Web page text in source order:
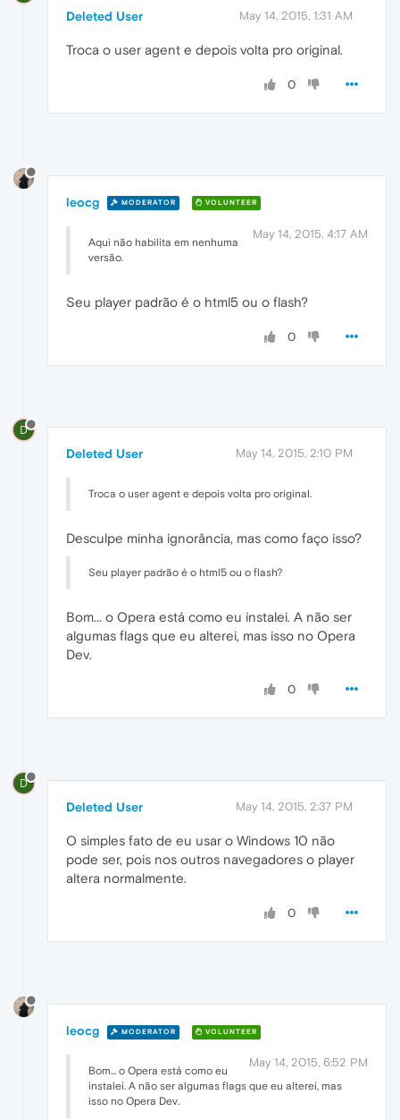
Deleted User May 14, 2015, 1:31 AM
Troca o user agent e depois volta pro original.
0
leocg MODERATOR VOLUNTEER
May 14, 2015, 4:17 AM
Aqui não habilita em nenhuma
versão.
Seu player padrão é o html5 ou o flash?
0
D
Deleted User May 14, 2015, 2:10 PM
Troca o user agent e depois volta pro original.
Desculpe minha ignorância, mas como faço isso?
Seu player padrão é o html5 ou o flash?
Bom... o Opera está como eu instalei. A não ser
algumas flags que eu alterei, mas isso no Opera
Dev.
0
D
Deleted User May 14, 2015, 2:37 PM
O simples fato de eu usar o Windows 10 não
pode ser, pois nos outros navegadores o player
altera normalmente.
0
leocg MODERATOR VOLUNTEER
May 14, 2015, 6:52 PM
Bom... o Opera está como eu
instalei. A não ser algumas flags que eu alterei, mas
isso no Opera Dev.